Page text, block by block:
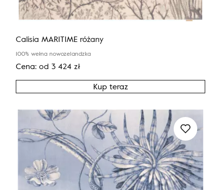
Calisia MARITIME różany
100% wełna nowozelandzka
Cena: od 3 424 zł
Kup teraz